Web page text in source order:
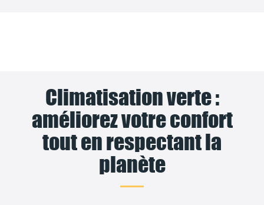
Climatisation verte :
améliorez votre confort
tout en respectant la
planète